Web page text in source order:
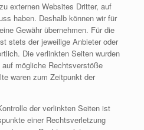
externen Websites Dritter, auf
haben. Deshalb können wir für
Gewähr übernehmen. Für die
stets der jeweilige Anbieter oder
Die verlinkten Seiten wurden
mögliche Rechtsverstöße
waren zum Zeitpunkt der
der verlinkten Seiten ist
einer Rechtsverletzung